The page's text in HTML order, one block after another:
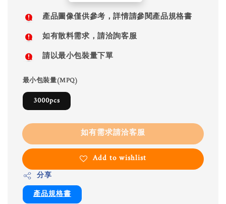
price產品圖像僅供參考，詳情請參閱產品規格書
如有散料需求，請洽詢客服
請以最小包裝量下單
最小包裝量(MPQ)
3000pcs
如有需求請洽客服
Add to wishlist
分享
產品規格書